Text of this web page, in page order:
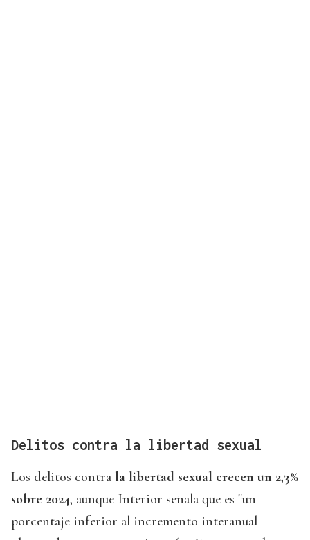
Delitos contra la libertad sexual
Los delitos contra la libertad sexual crecen un 2,3%
sobre 2024, aunque Interior señala que es "un
porcentaje inferior al incremento interanual